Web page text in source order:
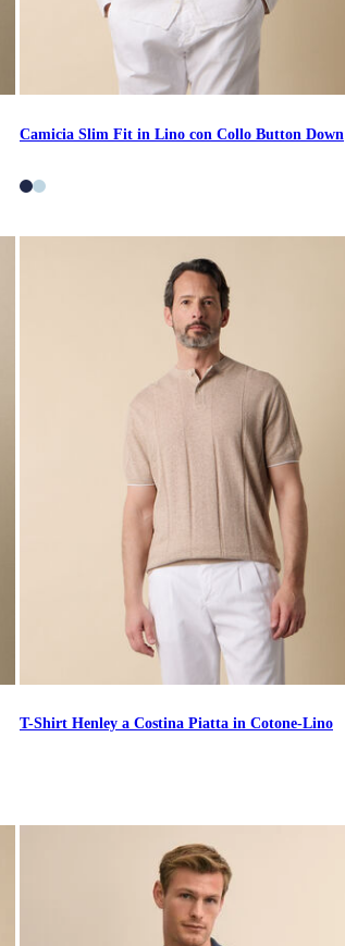
Camicia Slim Fit in Lino con Collo Button Down
T-Shirt Henley a Costina Piatta in Cotone-Lino